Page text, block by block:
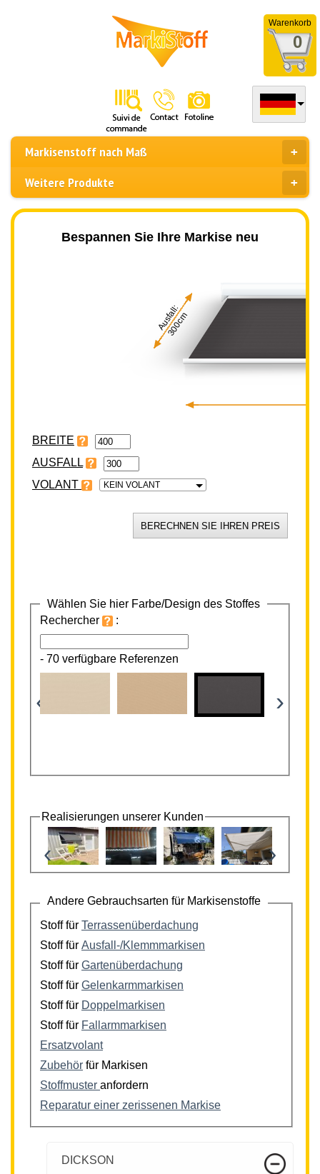
Warenkorb
0
Markisenstoff nach Maß
Weitere Produkte
Bespannen Sie Ihre Markise neu
Ausfall:
300cm
BREITE
VOLANT KEIN VOLANT
Wählen Sie hier Farbe/Design des Stoffes
Rechercher
:
- 70 verfügbare Referenzen
‹ ›
Realisierungen unserer Kunden
‹ ›
Andere Gebrauchsarten für Markisenstoffe
Stoff für Terrassenüberdachung
Stoff für Ausfall-/Klemmmarkisen
Stoff für Gartenüberdachung
Stoff für Gelenkarmmarkisen
Stoff für Doppelmarkisen
Stoff für Fallarmmarkisen
Ersatzvolant
Zubehör für Markisen
Stoffmuster anfordern
Reparatur einer zerissenen Markise
DICKSON